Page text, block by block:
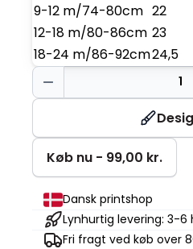
9-12 m/74-80cm 22
12-18 m/80-86cm 23
18-24 m/86-92cm24,5
Baby
Body
Køb nu - 99,00 kr.
Dansk printshop
Lynhurtig levering: 3-6
Fri fragt ved køb over